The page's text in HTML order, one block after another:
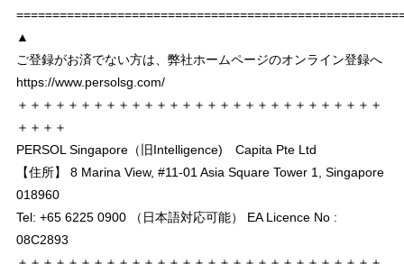
▲
ご登録がお済でない方は、弊社ホームページのオンライン登録へ
https://www.persolsg.com/
＋＋＋＋＋＋＋＋＋＋＋＋＋＋＋＋＋＋＋＋＋＋＋＋＋＋＋＋＋
＋＋＋＋
PERSOL Singapore（旧Intelligence) Capita Pte Ltd
【住所】 8 Marina View, #11-01 Asia Square Tower 1, Singapore
018960
Tel: +65 6225 0900 （日本語対応可能） EA Licence No :
08C2893